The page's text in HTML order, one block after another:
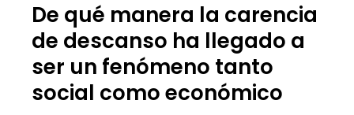
De qué manera la carencia
de descanso ha llegado a
ser un fenómeno tanto
social como económico